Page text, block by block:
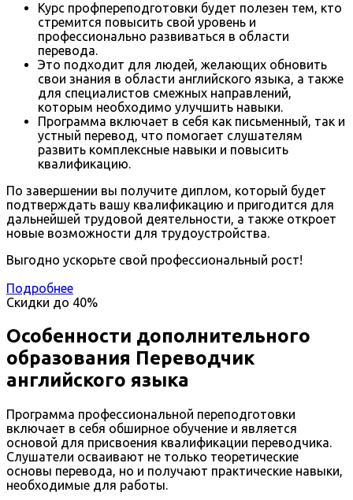
Курс профпереподготовки будет полезен тем, кто
стремится повысить свой уровень и
профессионально развиваться в области
перевода.
Это подходит для людей, желающих обновить
свои знания в области английского языка, а также
для специалистов смежных направлений,
которым необходимо улучшить навыки.
Программа включает в себя как письменный, так и
устный перевод, что помогает слушателям
развить комплексные навыки и повысить
квалификацию.
По завершении вы получите диплом, который будет
подтверждать вашу квалификацию и пригодится для
дальнейшей трудовой деятельности, а также откроет
новые возможности для трудоустройства.
Выгодно ускорьте свой профессиональный рост!
Подробнее
Скидки до 40%
Особенности дополнительного
образования Переводчик
английского языка
Программа профессиональной переподготовки
включает в себя обширное обучение и является
основой для присвоения квалификации переводчика.
Слушатели осваивают не только теоретические
основы перевода, но и получают практические навыки,
необходимые для работы.